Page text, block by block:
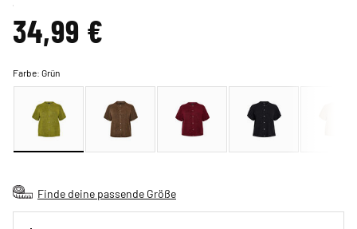
34,99 €
Farbe:Grün
Finde deine passende Größe